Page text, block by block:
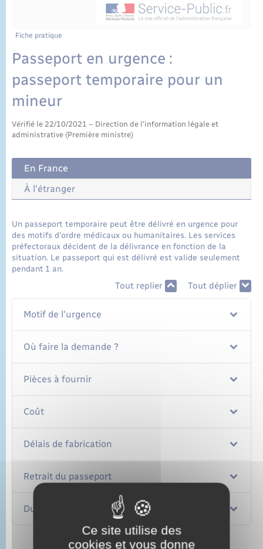
Fiche pratique
Passeport en urgence :
passeport temporaire pour un
mineur
Vérifié le 22/10/2021 – Direction de l'information légale et
administrative (Première ministre)
En France
À l'étranger
Un passeport temporaire peut être délivré en urgence pour
des motifs d'ordre médicaux ou humanitaires. Les services
préfectoraux décident de la délivrance en fonction de la
situation. Le passeport qui est délivré est valide seulement
pendant 1 an.
Tout replier Tout déplier
Motif de l'urgence
Où faire la demande ?
Pièces à fournir
Coût
Délais de fabrication
Retrait du passeport
Durée de validité
Ce site utilise des
cookies et vous donne